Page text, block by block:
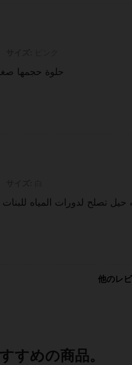
حلوة حجمها
حيل تصلح لدورات المياه
他のレ
すめの商品。